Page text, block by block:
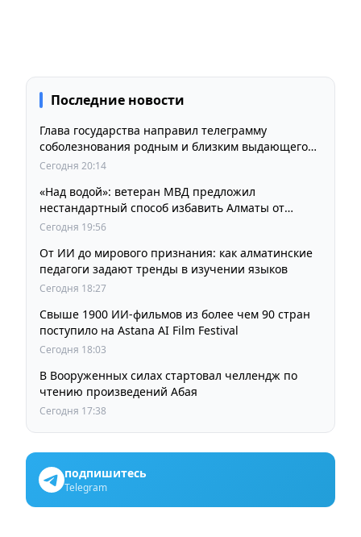
Последние новости
Глава государства направил телеграмму
соболезнования родным и близким выдающегося
кинорежиссера Ардака Амиркулова
Сегодня 20:14
«Над водой»: ветеран МВД предложил
нестандартный способ избавить Алматы от
пробок и смога
Сегодня 19:56
От ИИ до мирового признания: как алматинские
педагоги задают тренды в изучении языков
Сегодня 18:27
Свыше 1900 ИИ-фильмов из более чем 90 стран
поступило на Astana AI Film Festival
Сегодня 18:03
В Вооруженных силах стартовал челлендж по
чтению произведений Абая
Сегодня 17:38
подпишитесь
Telegram